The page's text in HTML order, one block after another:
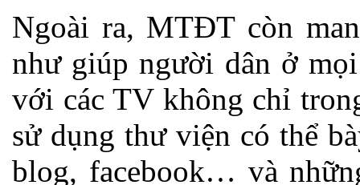
Ngoài ra, MTĐT còn
như giúp người dân ở
với các TV không chỉ
sử dụng thư viện có thể
blog, facebook… và